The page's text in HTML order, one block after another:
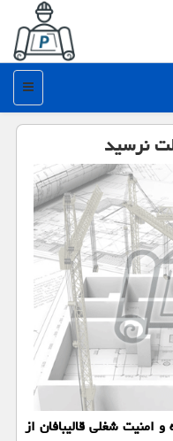
منو
نرسید
امنیت شغلی قالیبافان از